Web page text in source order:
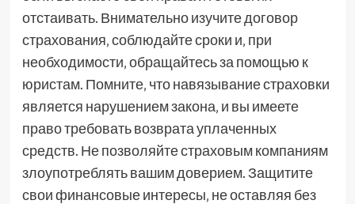
отстаивать. Внимательно изучите договор
страхования‚ соблюдайте сроки и‚ при
необходимости‚ обращайтесь за помощью к
юристам. Помните‚ что навязывание страховки
является нарушением закона‚ и вы имеете
право требовать возврата уплаченных
средств. Не позволяйте страховым компаниям
злоупотреблять вашим доверием. Защитите
свои финансовые интересы‚ не оставляя без